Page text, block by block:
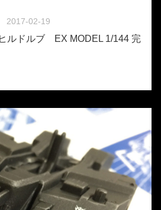
2017-02-19
ルドルブ EX MODEL 1/144 完